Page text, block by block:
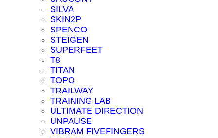
SILVA
SKIN2P
SPENCO
STEIGEN
SUPERFEET
T8
TITAN
TOPO
TRAILWAY
TRAINING LAB
ULTIMATE DIRECTION
UNPAUSE
VIBRAM FIVEFINGERS